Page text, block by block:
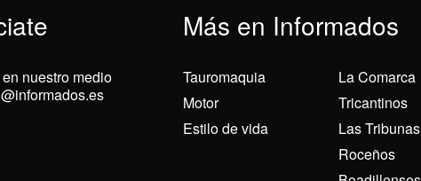
Más en Informados
nuestro medio
Tauromaquia
Motor
Estilo de vida
La Comarca
Tricantinos
Las Tribunas
Roceños